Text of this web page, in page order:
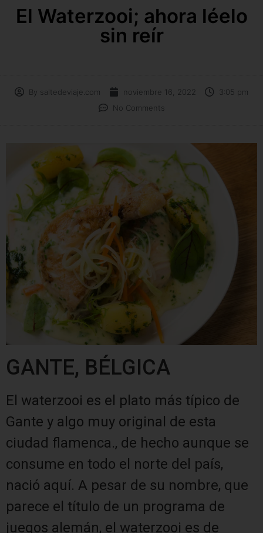
El Waterzooi; ahora léelo
sin reír
By saltedeviaje.com noviembre 16, 2022
3:05 pm
No Comments
GANTE, BÉLGICA
El waterzooi es el plato más típico de
Gante y algo muy original de esta
ciudad flamenca., de hecho aunque se
consume en todo el norte del país,
nació aquí. A pesar de su nombre, que
parece el título de un programa de
juegos alemán, el waterzooi es de